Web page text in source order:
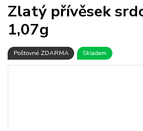
Zlatý přívěsek
1,07g
Poštovné ZDARMA Skladem